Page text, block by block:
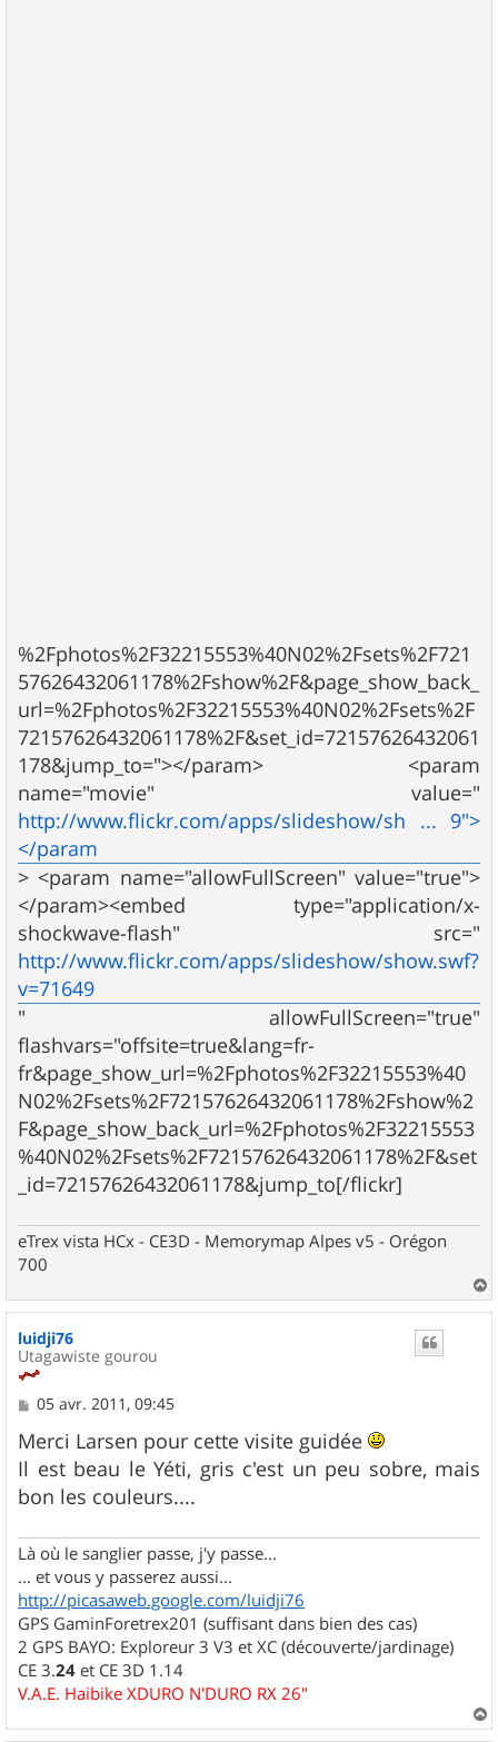
%2Fphotos%2F32215553%40N02%2Fsets%2F721
57626432061178%2Fshow%2F&page_show_back_
url=%2Fphotos%2F32215553%40N02%2Fsets%2F
72157626432061178%2F&set_id=72157626432061
178&jump_to="></param> <param
name="movie" value="
http://www.flickr.com/apps/slideshow/sh ... 9">
</param
> <param name="allowFullScreen" value="true">
</param><embed type="application/x-
shockwave-flash" src="
http://www.flickr.com/apps/slideshow/show.swf?
v=71649
" allowFullScreen="true"
flashvars="offsite=true&lang=fr-
fr&page_show_url=%2Fphotos%2F32215553%40
N02%2Fsets%2F72157626432061178%2Fshow%2
F&page_show_back_url=%2Fphotos%2F32215553
%40N02%2Fsets%2F72157626432061178%2F&set
_id=72157626432061178&jump_to[/flickr]
eTrex vista HCx - CE3D - Memorymap Alpes v5 - Orégon
700
a
luidji76
Utagawiste gourou
M
s
s
a
g
e
05 avr. 2011, 09:45
Merci Larsen pour cette visite guidée
Il est beau le Yéti, gris c'est un peu sobre, mais
bon les couleurs....
Là où le sanglier passe, j'y passe...
... et vous y passerez aussi...
http://picasaweb.google.com/luidji76
GPS GaminForetrex201 (suffisant dans bien des cas)
2 GPS BAYO: Exploreur 3 V3 et XC (découverte/jardinage)
CE 3.24 et CE 3D 1.14
V.A.E. Haibike XDURO N'DURO RX 26"
a